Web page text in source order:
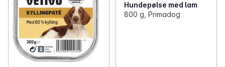
Hundepølse med lam
800 g, Primadog